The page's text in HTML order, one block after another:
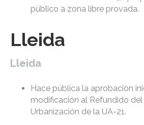
público a zona libre provada.
Lleida
Lleida
Hace pública la aprobación
modificación al Refundido
Urbanización de la UA-21.